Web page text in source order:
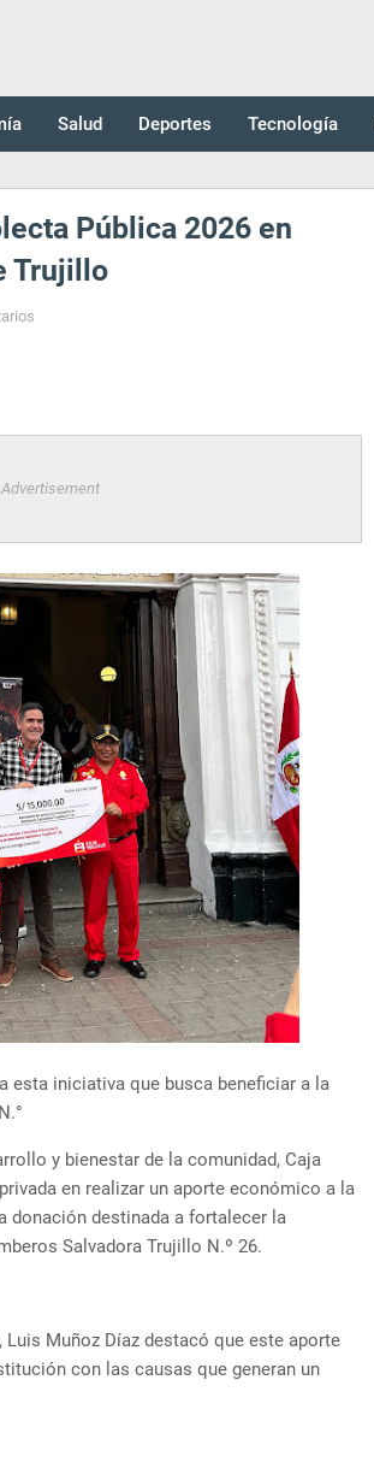
Salud Deportes Tecnología
Pública 2026 en
Trujillo
esta iniciativa que busca beneficiar a la
y bienestar de la comunidad, Caja
en realizar un aporte económico a la
donación destinada a fortalecer la
Salvadora Trujillo N.º 26.
Muñoz Díaz destacó que este aporte
con las causas que generan un